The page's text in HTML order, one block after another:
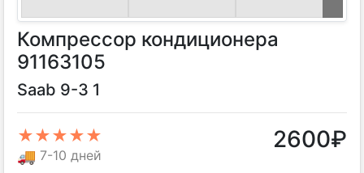
Компрессор кондиционера
91163105
Saab 9-3 1
★★★★★
🚚 7-10 дней
2600₽